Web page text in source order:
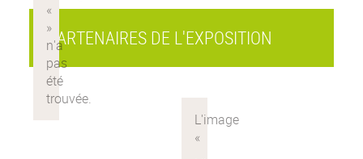
PARTENAIRES DE L'EXPOSITION